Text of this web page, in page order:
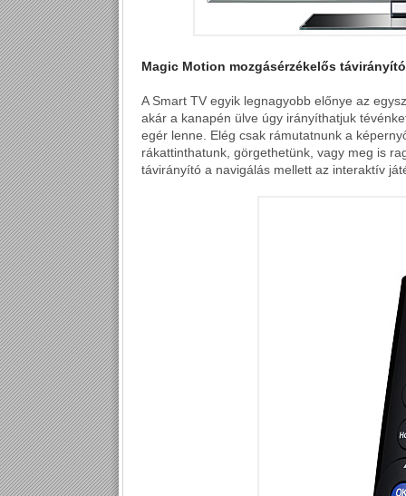
Magic Motion mozgásérzékelős távirányító
A Smart TV egyik legnagyobb előnye az
akár a kanapén ülve úgy irányíthatjuk
egér lenne. Elég csak rámutatnunk a
rákattinthatunk, görgethetünk, vagy meg is
távirányító a navigálás mellett az interaktív